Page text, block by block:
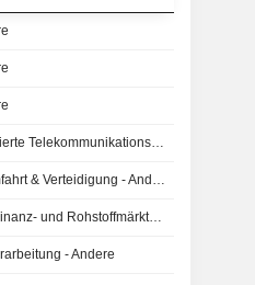
Sonstige integrierte Telekommunikationsdienste
Luft- und Raumfahrt & Verteidigung - Andere
Betreiber von Finanz- und Rohstoffmärkten - Andere
- Andere